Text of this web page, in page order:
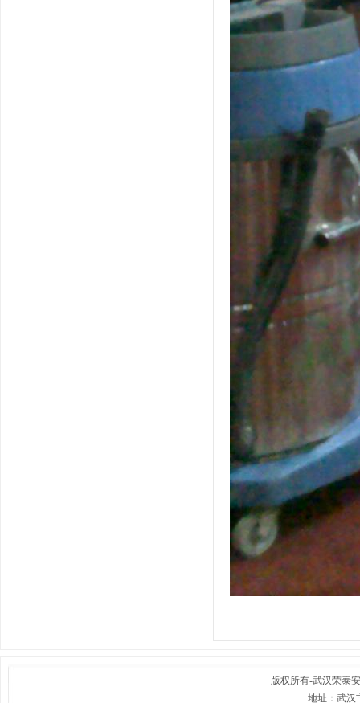
版权所有-武汉荣泰
地址：武汉市